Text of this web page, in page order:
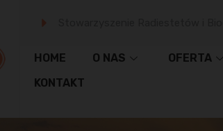
HOME
O NAS OFERTA
KONTAKT